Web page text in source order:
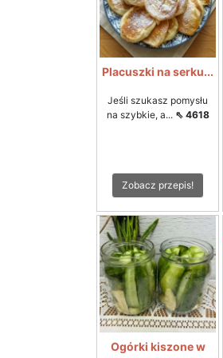
Placuszki na serku...
Jeśli szukasz pomysłu
na szybkie, a... ⇖ 4618
Zobacz przepis!
Ogórki kiszone w